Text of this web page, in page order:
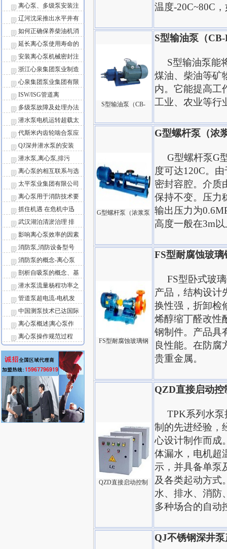
离心泵、多级泵安装注
辽河沈采推出水平井有
如何正确保养柴油机消
延长离心泵使用寿命的
安装离心泵机械密封注
浙江心泉集团泵业制造
心泉集团泵业集团有限
ISW/ISG管道离
多级泵故障及处理办法
潜水泵电机运转超载太
代斯米内齿轮啮合泵应
QJ深井潜水泵的安装
潜水泵,离心泵,排污
离心泵的相互联系与选
太平泵业集团有限公司
离心泵用于消防技术要
抓住机遇 在危机中迅
武汉湖泊清淤治理 排
影响离心泵效率的因素
消防泵,消防设备型号
消防泵的概念-离心泵
剖析自吸泵的概念、基
潜水泵流量杨程功率之
管道泵超电流-电机发
中国测泵技术已达国际
离心泵概述|离心泵作
离心泵操作规范过程
温度-20C~80C
S型输油泵（CB-
S型输油泵（
S型输油泵能
煤油、柴油等矿
内。它能提高工
工业、农业等行
G型螺杆泵（浓浆泵
G型螺杆泵（浓
G型螺杆泵G
度可达120C。
密封容腔。介质
保持不变。压力
输出压力为
高度一般在3m
FS型耐腐蚀玻璃钢
FS型耐腐蚀玻
FS型卧式玻璃
产品，结构设计
换性强，折卸检
烯醇缩丁醛改性
钢制件。产品具
良性能。在防腐
贵重金属。
QZD直接启动控制
QZD直接启动控
TPK系列水泵
制的先进经验，
心设计制作而成
体漏水，电机超
示，并具备单泵
及各类起动方式
水、排水、消防
多种场合的自动
QJ不锈钢深井